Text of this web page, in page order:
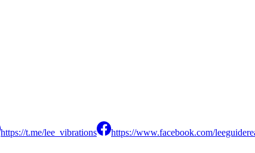
https://t.me/lee_vibrations https://www.facebook.com/